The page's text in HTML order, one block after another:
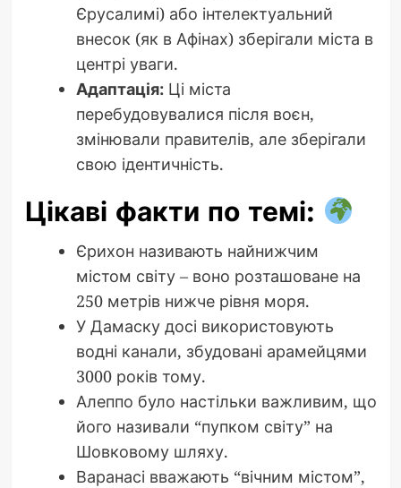
Єрусалимі) або інтелектуальний
внесок (як в Афінах) зберігали міста в
центрі уваги.
Адаптація:Ці міста
перебудовувалися після воєн,
змінювали правителів, але зберігали
свою ідентичність.
Цікаві факти по темі:
Єрихон називають найнижчим
містом світу – воно розташоване на
250 метрів нижче рівня моря.
У Дамаску досі використовують
водні канали, збудовані арамейцями
3000 років тому.
Алеппо було настільки важливим, що
його називали “пупком світу” на
Шовковому шляху.
Варанасі вважають “вічним містом”,